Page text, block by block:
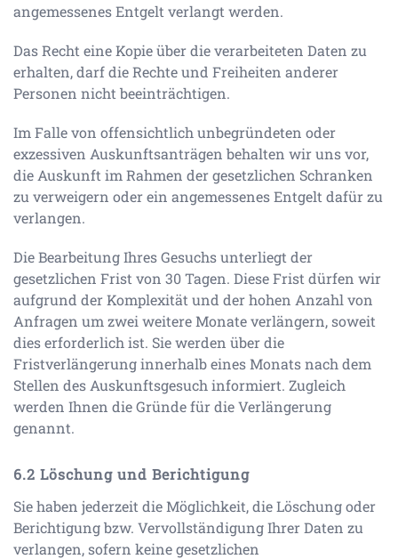
angemessenes Entgelt verlangt werden.
Das Recht eine Kopie über die verarbeiteten Daten zu
erhalten, darf die Rechte und Freiheiten anderer
Personen nicht beeinträchtigen.
Im Falle von offensichtlich unbegründeten oder
exzessiven Auskunftsanträgen behalten wir uns vor,
die Auskunft im Rahmen der gesetzlichen Schranken
zu verweigern oder ein angemessenes Entgelt dafür zu
verlangen.
Die Bearbeitung Ihres Gesuchs unterliegt der
gesetzlichen Frist von 30 Tagen. Diese Frist dürfen wir
aufgrund der Komplexität und der hohen Anzahl von
Anfragen um zwei weitere Monate verlängern, soweit
dies erforderlich ist. Sie werden über die
Fristverlängerung innerhalb eines Monats nach dem
Stellen des Auskunftsgesuch informiert. Zugleich
werden Ihnen die Gründe für die Verlängerung
genannt.
Löschung und Berichtigung
Sie haben jederzeit die Möglichkeit, die Löschung oder
Berichtigung bzw. Vervollständigung Ihrer Daten zu
verlangen, sofern keine gesetzlichen